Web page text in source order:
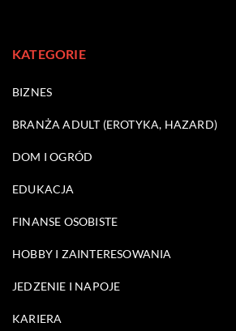
KATEGORIE
BIZNES
BRANŻA ADULT (EROTYKA, HAZARD)
DOM I OGRÓD
EDUKACJA
FINANSE OSOBISTE
HOBBY I ZAINTERESOWANIA
JEDZENIE I NAPOJE
KARIERA